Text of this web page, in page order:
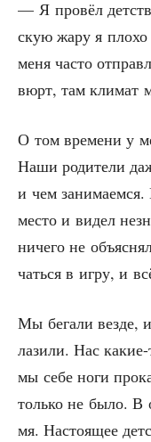
— Я про­вёл
скую жару я пло­хо
меня часто
вюрт, там кли­мат
О том вре­ме­ни у
Наши роди­те­ли
и чем зани­ма­ем­ся.
место и видел
ниче­го не
чать­ся в игру, и
Мы бега­ли вез­де,
лази­ли. Нас
мы себе ноги
толь­ко не было. В
мя. Насто­я­щее